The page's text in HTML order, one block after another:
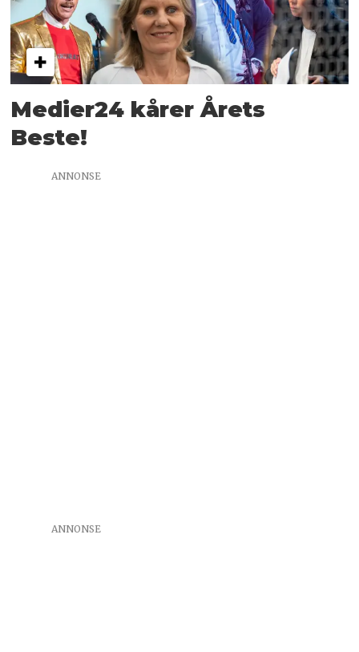
Medier24 kårer Årets
Beste!
ANNONSE
ANNONSE